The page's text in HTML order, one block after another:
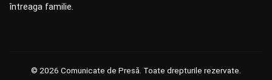
întreaga familie.
© 2026 Comunicate de Presă. Toate drepturile rezervate.